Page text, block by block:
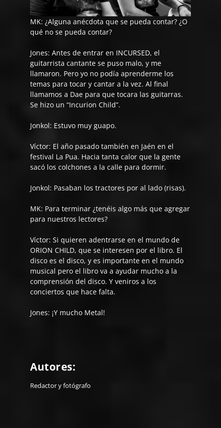
MK: ¿Alguna anécdota que se pueda contar? ¿O
qué no se pueda contar?
Jones: Antes de entrar en INCURSED, el
guitarrista cantante se puso malo, y me
llamaron. Pero yo no podía aprenderme los
temas para tocar y cantar a la vez. Al final
llamamos a Dae para que tocara las guitarras.
Se hizo un “Incurion Child”.
Jonkol: Estuvo muy guapo.
Víctor: El año pasado también en Jaén en el
festival La Pua. Hacia tanta calor que la gente
sacó los colchones a la calle para dormir.
Jonkol: Pasaban los tractores por al lado (risas).
MK: Para terminar ¿tenéis algo más que agregar
para nuestros lectores?
Víctor: Si quieren adentrarse en el mundo de
ORION CHILD, que se interesen por el libro. El
disco es el disco, y es importante en el mundo
musical pero el libro va a ayudar mucho a la
comprensión del disco. Y veniros a los
conciertos que hace falta.
Jones: ¡Y mucho Metal!
Autores:
Redactor y fotógrafo